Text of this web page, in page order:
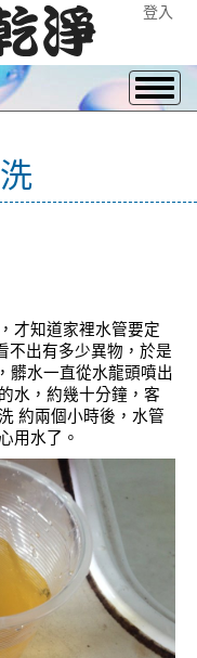
登入
才知道家裡水管要定
不出有多少異物，於是
髒水一直從水龍頭噴出
水，約幾十分鐘，客
約兩個小時後，水管
用水了。